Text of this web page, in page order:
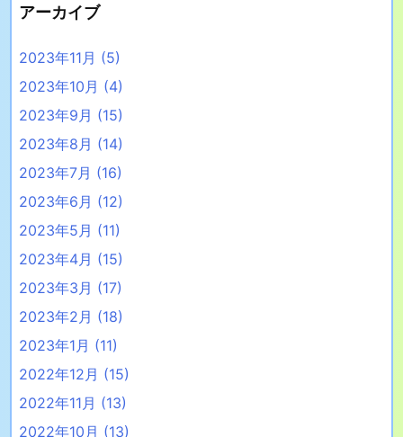
アーカイブ
2023年11月 (5)
2023年10月 (4)
2023年9月 (15)
2023年8月 (14)
2023年7月 (16)
2023年6月 (12)
2023年5月 (11)
2023年4月 (15)
2023年3月 (17)
2023年2月 (18)
2023年1月 (11)
2022年12月 (15)
2022年11月 (13)
2022年10月 (13)